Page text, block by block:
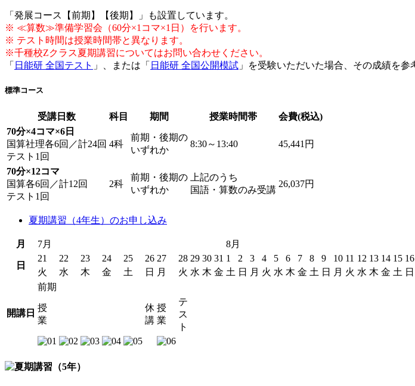
「発展コース【前期】【後期】」も設置しています。
※ ≪算数≫準備学習会（60分×1コマ×1日）を行います。
※ テスト時間は授業時間帯と異なります。
※千種校Zクラス夏期講習についてはお問い合わせください。
「 日能研 全国テスト 」、または「 日能研 全国公開模試 」を受験いただいた場合、その成績を
標準コース
受講日数 科目 期間 授業時間帯
会費(税込)
70分×4コマ×6日
国算社理各6回／計24回
テスト1回
4科
前期・後期の
いずれか
8:30～13:40 45,441円
70分×12コマ
国算各6回／計12回
テスト1回
2科
前期・後期の
いずれか
上記のうち
国語・算数のみ受講
26,037円
夏期講習（4年生）のお申し込み
月 7月 8月
日
21 22 23 24 25 26 27 28 29 30 31 1 2 3 4 5 6 7 8 9 10 11 12 13 14 15 16
火
水 木 金 土 日 月 火 水 木 金 土 日 月 火 水 木 金 土 日 月 火 水 木 金 土 日
開講日
前期
授
業
休
講
授
業
テ
ス
ト